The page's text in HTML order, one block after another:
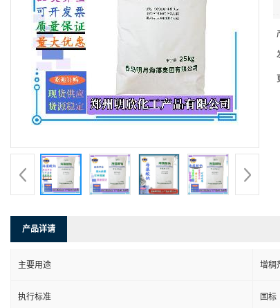
产品详请
主要用途 增稠
执行标准 国标